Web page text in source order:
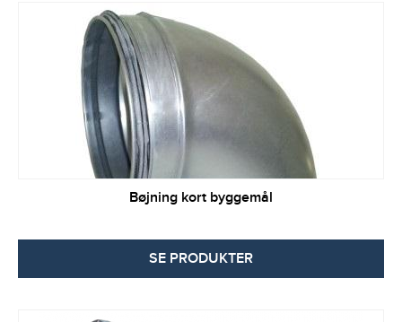
Bøjning kort byggemål
SE PRODUKTER